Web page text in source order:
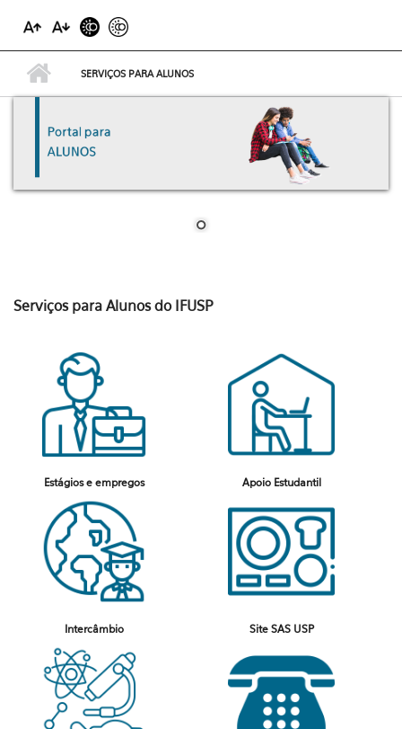
SERVIÇOS PARA ALUNOS
Serviços para Alunos do IFUSP
Estágios e empregos
Intercâmbio
Apoio Estudantil
Site SAS USP